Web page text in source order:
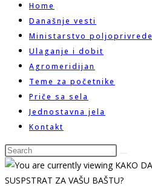
search
website
the
Home
Današnje vesti
Ministarstvo poljoprivrede
Ulaganje i dobit
Agromeridijan
Teme za početnike
Priče sa sela
Jednostavna jela
Kontakt
Search
this
website